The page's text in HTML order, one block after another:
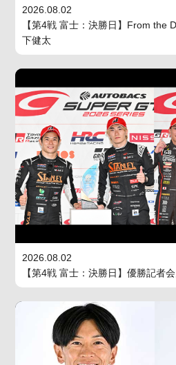
2026.08.02
【第4戦 富士：決勝日】From the
下健太
2026.08.02
【第4戦 富士：決勝日】優勝記者